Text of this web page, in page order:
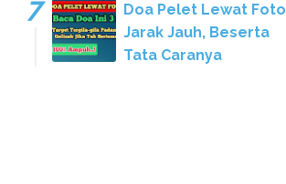
Doa Pelet Lewat Foto
Jarak Jauh, Beserta
Tata Caranya